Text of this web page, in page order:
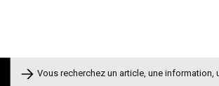
Rechercher :